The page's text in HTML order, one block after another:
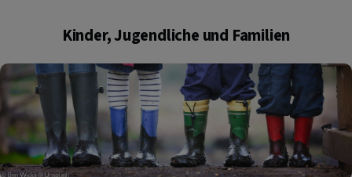
Kinder, Jugendliche und Familien